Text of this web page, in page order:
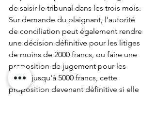
de saisir le tribunal dans les trois mois.
Sur demande du plaignant, l'autorité
de conciliation peut également rendre
une décision définitive pour les litiges
de moins de 2000 francs, ou faire une
proposition de jugement pour les
litiges jusqu'à 5000 francs, cette
proposition devenant définitive si elle